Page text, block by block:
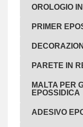
OROLOGIO
PRIMER
PARETE IN
MALTA PER
EPOSSIDICA
ADESIVO